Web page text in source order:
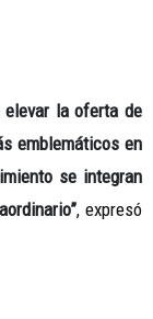
la oferta de
emblemáticos en
se integran
, expresó